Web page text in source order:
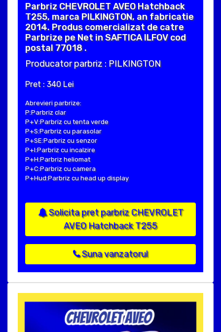
Parbriz CHEVROLET AVEO Hatchback
T255, marca PILKINGTON, an fabricatie
2014. Produs comercializat de catre
Parbrize pe Net in SAFTICA ILFOV cod
postal 77018 .
Producator parbriz : PILKINGTON
Pret : 340 Lei
Abrevieri parbrize:
P:Parbriz clar
P+V:Parbriz cu tenta verde
P+S:Parbriz cu parasolar
P+SE:Parbriz cu senzor
P+I:Parbriz cu incalzire
P+H:Parbriz heliomat
P+C:Parbriz cu camera
P+Hud:Parbriz cu head up display
Solicita pret parbriz CHEVROLET
AVEO Hatchback T255
Suna vanzatorul